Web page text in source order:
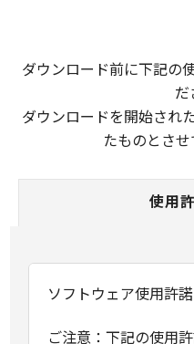
ダウンロード前に下記の
だ
ダウンロードを開始され
たものとさせ
使用
ソフトウェア使用許
ご注意：下記の使用